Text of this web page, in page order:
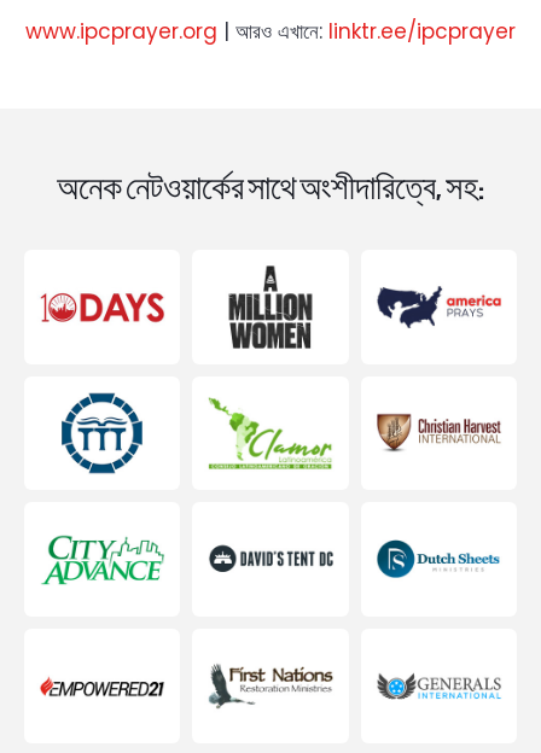
www.ipcprayer.org | আরও এখানে: linktr.ee/ipcprayer
অনেক নেটওয়ার্কের সাথে অংশীদারিত্বে, সহ: